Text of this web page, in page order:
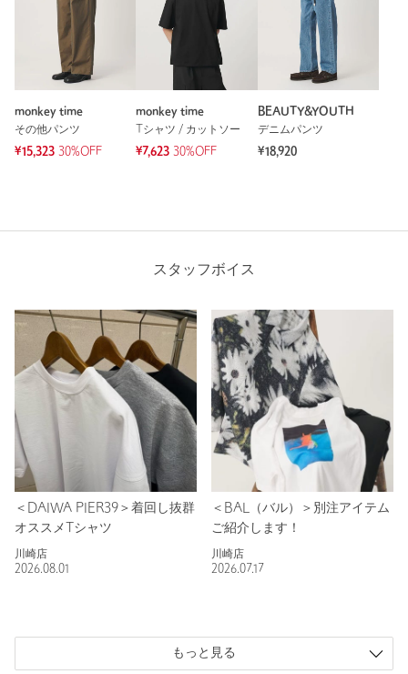
monkey time
その他パンツ
¥15,323 30%OFF
monkey time
Tシャツ / カットソー
¥7,623 30%OFF
BEAUTY&YOUTH
デニムパンツ
¥18,920
スタッフボイス
＜DAIWA PIER39＞着回し抜群
オススメTシャツ
川崎店
2026.08.01
＜BAL（バル）＞別注アイテム
ご紹介します！
川崎店
2026.07.17
もっと見る